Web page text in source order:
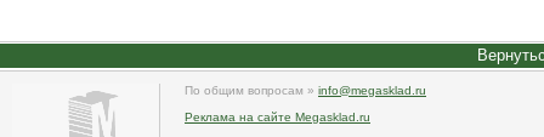
По общим вопросам » info@megasklad.ru
Реклама на сайте Megasklad.ru